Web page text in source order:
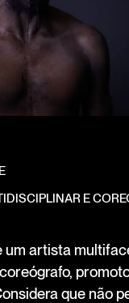
E
um artista
que não